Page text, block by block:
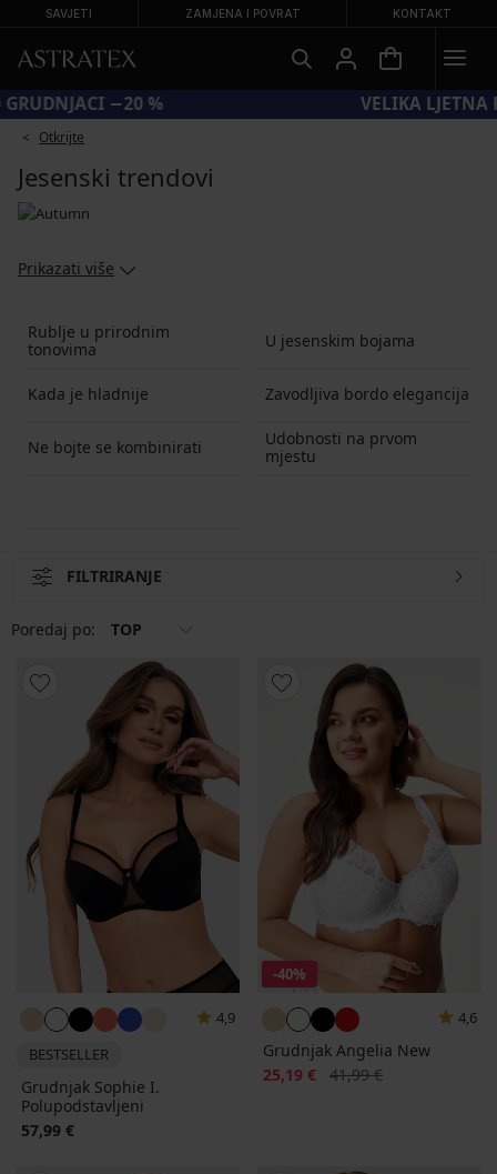
SAVJETI ZAMJENA I POVRAT KONTAKT
KOD BRA20 = GRUDNJACI −20 %
Otkrijte
Jesenski trendovi
Prikazati više
Rublje u prirodnim
tonovima
U jesenskim bojama
Kada je hladnije Zavodljiva bordo elegancija
Ne bojte se kombinirati
Udobnosti na prvom
mjestu
FILTRIRANJE
Poredaj po: TOP
4,9
BESTSELLER
Grudnjak Sophie I.
Polupodstavljeni
57,99 €
-40%
4,6
Grudnjak Angelia New
Popust
25,19 € Prvobitna cijena
41,99 €